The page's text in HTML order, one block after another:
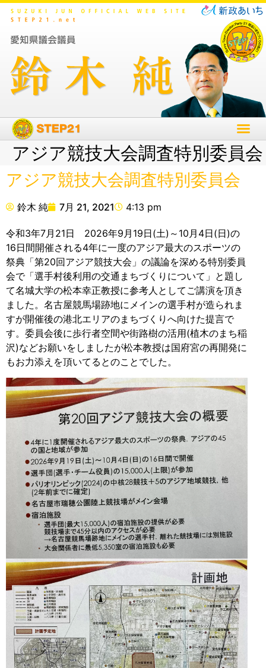
アジア競技大会調査特別委員会
アジア競技大会調査特別委員会
鈴木 純 7月 21, 2021 4:13 pm
令和3年7月21日 2026年9月19日(土)～10月4日(日)の
16日間開催される4年に一度のアジア最大のスポーツの
祭典「第20回アジア競技大会」の議論を深める特別委員
会で「選手村後利用の交通まちづくりについて」と題し
て名城大学の松本幸正教授に参考人としてご講演を頂き
ました。名古屋競馬場跡地にメインの選手村が造られま
すが開催後の港北エリアのまちづくりへ向けた提言で
す。委員会後に歩行者空間や街路樹の活用(植木のまち稲
沢)などお願いをしましたが松本教授は国府宮の再開発に
もお力添えを頂いてるとのことでした。